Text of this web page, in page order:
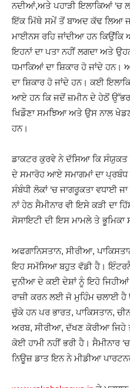
ਨਦੀਆਂ,ਅਤੇ ਪਹਾੜੀ ਇਲਾਕਿਆਂ ‘ਚ
ਇੱਕ ਮਿੱਥੇ ਸਮੇਂ ਤੋਂ ਬਾਅਦ ਕੱਢ ਲਿਆ
ਮਾਈਨਸ ਰਹਿ ਜਾਂਦੀਆ ਹਨ ਕਿਉਂਕਿ
ਇਹਨਾਂ ਦਾ ਪਤਾ ਨਹੀਂ ਲਗਦਾ ਅਤੇ
ਧਮਾਕਿਆਂ ਦਾ ਸ਼ਿਕਾਰ ਹੋ ਜਾਂਦੇ
ਦਾ ਸ਼ਿਕਾਰ ਹੋ ਜਾਂਦੇ ਹਨ। ਕਈ
ਆਏ ਹਨ ਕਿ ਜਦੋਂ ਜ਼ਮੀਨ ਦੇ ਹੇਠੋਂ
ਖਿਡੌਣਾ ਸਮਝਿਆ ਅਤੇ ਉਸ ਨਾਲ
ਹਨ।
ਡਾਕਟਰ ਕੁਰਵੇ ਨੇ ਦੱਸਿਆ ਕਿ ਸੰਯੁਕਤ
ਦੇ ਸਮਾਰੋਹ ਆਏ ਸਮਾਗਮਾਂ ਦਾ ਪ੍ਰਬੰਧ
ਸੰਬੰਧੀ ਲੋਕਾਂ ‘ਚ ਜਾਗਰੂਕਤਾ ਵਧਾਈ
ਨਾਂ ਹੇਠ ਸੈਮੀਨਾਰ ਵੀ ਇਸੇ ਕੜੀ ਦਾ
ਸੋਸਾਇਟੀ ਦੀ ਇਸ ਮਾਮਲੇ ਤੇ ਭੂਮਿਕਾ
ਅਫਗਾਨਿਸਤਾਨ, ਸੀਰੀਆ,
ਇਹ ਸਮੱਸਿਆ ਬਹੁਤ ਵੱਡੀ ਹੈ।
ਦੁਨੀਆ ਦੇ ਕਈ ਦੇਸ਼ਾਂ ਨੂੰ ਇਹੋ
ਰਾਜ਼ੀ ਕਰਨ ਲਈ ਜੋ ਮੁਹਿੰਮ ਚਲਾਈ ਹੈ
ਚੁੱਕੇ ਹਨ ਪਰ ਭਾਰਤ, ਪਾਕਿਸਤਾਨ,
ਅਰਬ, ਸੀਰੀਆ, ਦੱਖਣ ਕੋਰੀਆ ਜਿਹੇ
ਕੋਈ ਹਾਮੀ ਨਹੀਂ ਭਰੀ ਹੈ। ਸੈਮੀਨਾਰ
ਨਿਊਜ਼ ਡਾਤ ਇਨ ਨੇ ਮੀਡੀਆ